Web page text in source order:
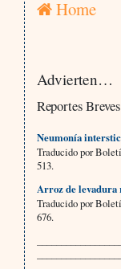
Home
Advierten…
Reportes Breves
Neumonía
Traducido por
513.
Arroz de levadura
Traducido por
676.